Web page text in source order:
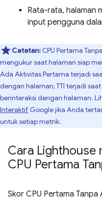
Rata-rata, halaman
input pengguna
Catatan: CPU Pertama
mengukur saat halaman siap
Ada Aktivitas Pertama terjadi
dengan halaman; TTI terjadi
berinteraksi dengan halaman.
Interaktif Google jika Anda
untuk setiap metrik.
Cara Lighthouse
CPU Pertama
Skor CPU Pertama